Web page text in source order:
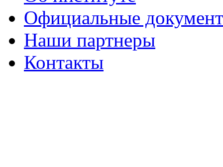
Официальные
Наши партнеры
Контакты